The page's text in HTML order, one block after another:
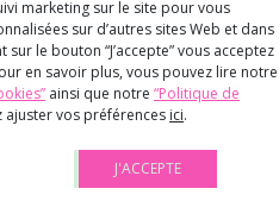
marketing sur le site pour vous
sur d’autres sites Web et dans
le bouton “J’accepte” vous acceptez
en savoir plus, vous pouvez lire notre
ainsi que notre “Politique de
ajuster vos préférences ici.
J'ACCEPTE